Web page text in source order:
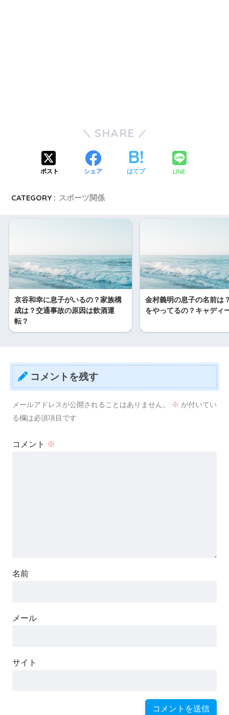
SHARE
ポスト シェア はてブ LINE
CATEGORY : スポーツ関係
京谷和幸に息子がいるの？家族構
成は？交通事故の原因は飲酒運
転？
金村義明の息子の名前は
をやってるの？キャディ
コメントを残す
メールアドレスが公開されることはありません。 ※ が付いてい
る欄は必須項目です
コメント ※
名前
メール
サイト